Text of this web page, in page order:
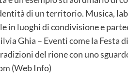
di un territorio. Musica,
in luoghi di condivisione e
Ghia – Eventi come la
del rione con uno
(Web Info)